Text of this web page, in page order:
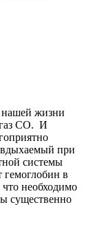
нашей жизни
газ СО. И
вдыхаемый при
системы
гемоглобин в
что необходимо
существенно